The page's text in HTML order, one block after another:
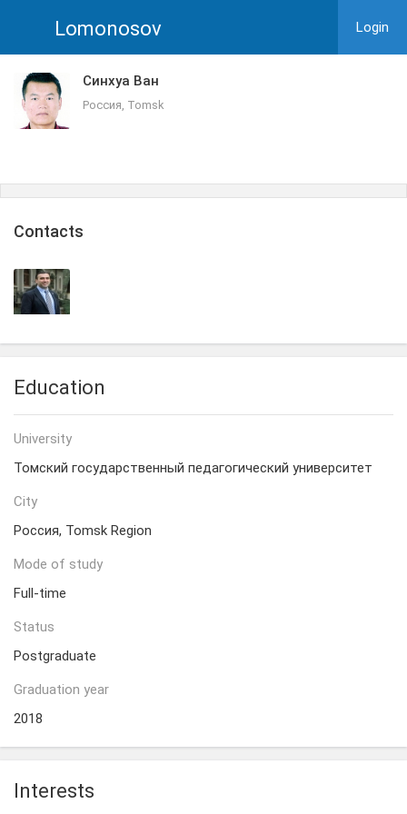
Lomonosov Login
Синхуа Ван
Россия, Tomsk
Сontacts
Education
University
Томский государственный педагогический университет
City
Россия, Tomsk Region
Mode of study
Full-time
Status
Postgraduate
Graduation year
2018
Interests